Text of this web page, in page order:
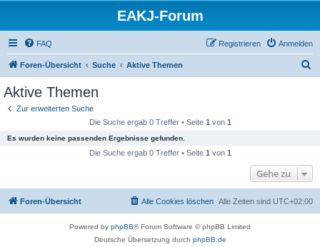
EAKJ-Forum
FAQ Anmelden
Registrieren
Foren-Übersicht Suche Aktive Themen
Aktive Themen
Zur erweiterten Suche
Die Suche ergab 0 Treffer • Seite 1 von 1
Es wurden keine passenden Ergebnisse gefunden.
Die Suche ergab 0 Treffer • Seite 1 von 1
Gehe zu
Foren-Übersicht Alle Zeiten sind UTC+02:00
Alle Cookies löschen
Powered by phpBB® Forum Software © phpBB Limited
Deutsche Übersetzung durch phpBB.de